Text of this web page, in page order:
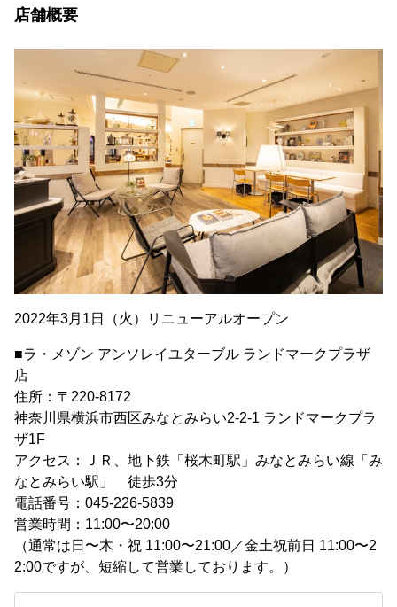
店舗概要
2022年3月1日（火）リニューアルオープン
■ラ・メゾン アンソレイユターブル ランドマークプラザ
店
住所：〒220-8172
神奈川県横浜市西区みなとみらい2-2-1 ランドマークプラ
ザ1F
アクセス：ＪＲ、地下鉄「桜木町駅」みなとみらい線「み
なとみらい駅」 徒歩3分
電話番号：045-226-5839
営業時間：11:00〜20:00
（通常は日〜木・祝 11:00〜21:00／金土祝前日 11:00〜2
2:00ですが、短縮して営業しております。）